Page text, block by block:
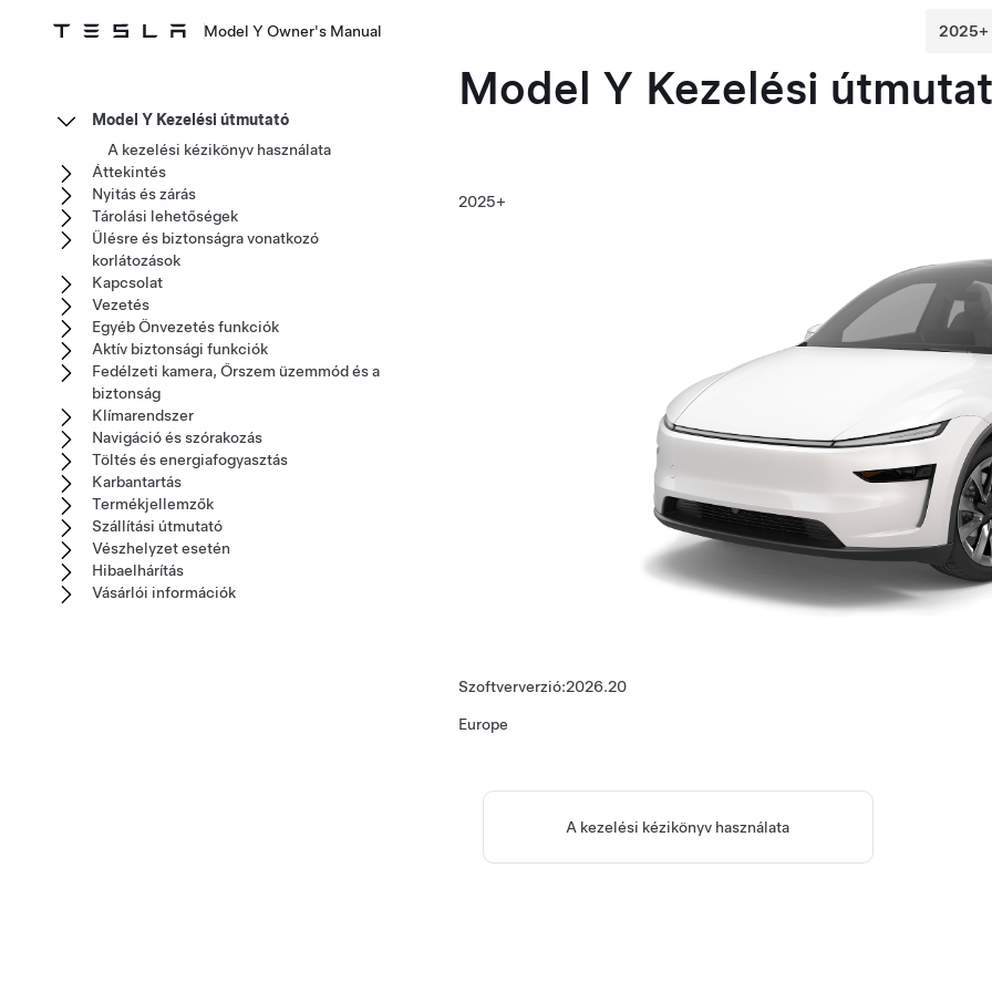
Model Y Owner's Manual
Model Y Kezelési
2025+
Szoftververzió:2026.20
Europe
A kezelési kézikönyv használata
Model Y Kezelési útmutató
A kezelési kézikönyv használata
Áttekintés
Nyitás és zárás
Tárolási lehetőségek
Ülésre és biztonságra vonatkozó
korlátozások
Kapcsolat
Vezetés
Egyéb Önvezetés funkciók
Aktív biztonsági funkciók
Fedélzeti kamera, Őrszem üzemmód és a
biztonság
Klímarendszer
Navigáció és szórakozás
Töltés és energiafogyasztás
Karbantartás
Termékjellemzők
Szállítási útmutató
Vészhelyzet esetén
Hibaelhárítás
Vásárlói információk